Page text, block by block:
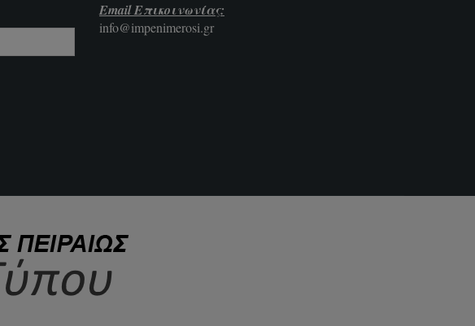
Email Επικοινωνίας:
info@impenimerosi.gr